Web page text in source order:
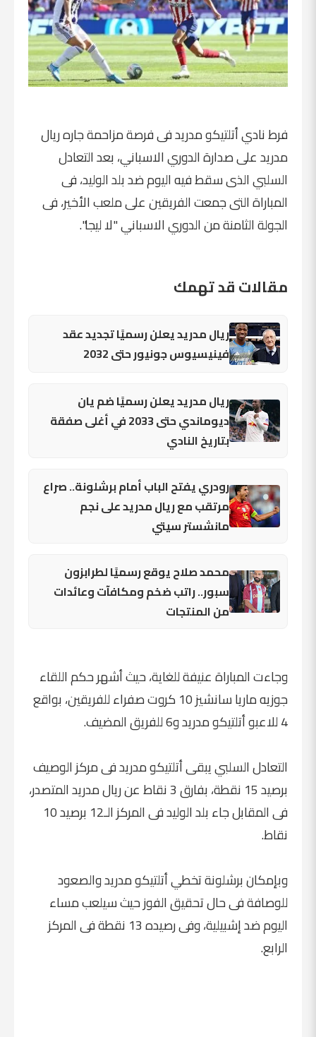
فرط نادي أتلتيكو مدريد فى فرصة مزاحمة جاره ريال
مدريد على صدارة الدوري الاسباني، بعد التعادل
السلبي الذى سقط فيه اليوم ضد بلد الوليد، فى
المباراة التى جمعت الفريقين على ملعب الأخير، فى
الجولة الثامنة من الدوري الاسباني "لا ليجا".
مقالات قد تهمك
ريال مدريد يعلن رسميًا تجديد عقد
فينيسيوس جونيور حتى 2032
ريال مدريد يعلن رسميًا ضم يان
ديوماندي حتى 2033 في أغلى صفقة
بتاريخ النادي
رودري يفتح الباب أمام برشلونة.. صراع
مرتقب مع ريال مدريد على نجم
مانشستر سيتي
محمد صلاح يوقع رسميًا لطرابزون
سبور.. راتب ضخم ومكافآت وعائدات
من المنتجات
وجاءت المباراة عنيفة للغاية، حيث أشهر حكم اللقاء
جوزيه ماريا سانشيز 10 كروت صفراء للفريقين، بواقع
4 للاعبو أتلتيكو مدريد و6 للفريق المضيف.
التعادل السلبي يبقى أتلتيكو مدريد فى مركز الوصيف
برصيد 15 نقطة، بفارق 3 نقاط عن ريال مدريد المتصدر،
فى المقابل جاء بلد الوليد فى المركز الـ12 برصيد 10
نقاط.
وبإمكان برشلونة تخطي أتلتيكو مدريد والصعود
للوصافة فى حال تحقيق الفوز حيث سيلعب مساء
اليوم ضد إشبيلية، وفى رصيده 13 نقطة فى المركز
الرابع.